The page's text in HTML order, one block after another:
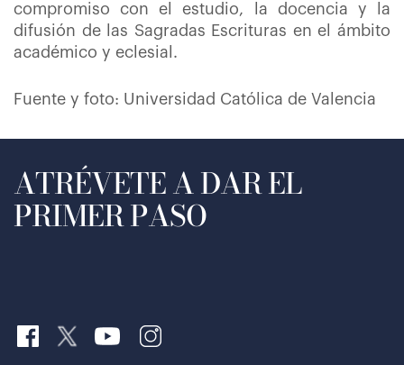
compromiso con el estudio, la docencia y la
difusión de las Sagradas Escrituras en el ámbito
académico y eclesial.
Fuente y foto: Universidad Católica de Valencia
ATRÉVETE A DAR EL
PRIMER PASO